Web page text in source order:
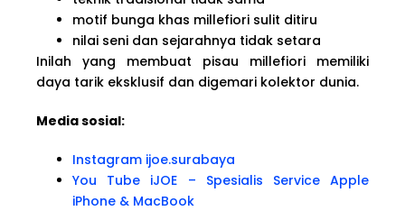
motif bunga khas millefiori sulit ditiru
nilai seni dan sejarahnya tidak setara
Inilah yang membuat pisau millefiori memiliki
daya tarik eksklusif dan digemari kolektor dunia.
Media sosial:
Instagram ijoe.surabaya
You Tube iJOE – Spesialis Service Apple
iPhone & MacBook